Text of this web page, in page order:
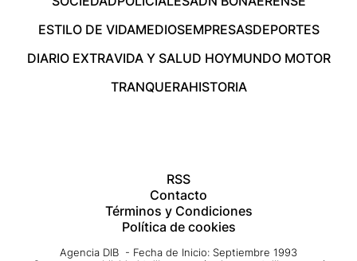
ESTILO DE VIDAMEDIOSEMPRESASDEPORTES
DIARIO EXTRAVIDA Y SALUD HOYMUNDO MOTOR
TRANQUERAHISTORIA
RSS
Contacto
Términos y Condiciones
Política de cookies
Agencia DIB - Fecha de Inicio: Septiembre 1993